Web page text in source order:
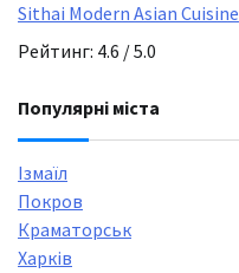
Sithai Modern Asian Cuisine
Рейтинг: 4.6 / 5.0
Популярні міста
Ізмаїл
Покров
Краматорськ
Харків